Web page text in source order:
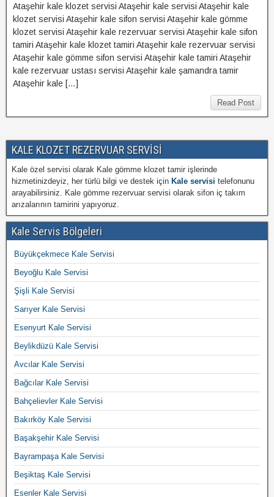
Ataşehir kale klozet servisi Ataşehir kale servisi Ataşehir kale
klozet servisi Ataşehir kale sifon servisi Ataşehir kale gömme
klozet servisi Ataşehir kale rezervuar servisi Ataşehir kale sifon
tamiri Ataşehir kale klozet tamiri Ataşehir kale rezervuar servisi
Ataşehir kale gömme sifon servisi Ataşehir kale tamiri Ataşehir
kale rezervuar ustası servisi Ataşehir kale şamandra tamir
Ataşehir kale […]
Read Post
KALE KLOZET REZERVUAR SERVİSİ
Kale özel servisi olarak Kale gömme klozet tamir işlerinde
hizmetinizdeyiz, her türlü bilgi ve destek için Kale servisi telefonunu
arayabilirsiniz. Kale gömme rezervuar servisi olarak sifon iç takım
arızalarının tamirini yapıyoruz.
Kale Servis Bölgeleri
Büyükçekmece Kale Servisi
Beyoğlu Kale Servisi
Şişli Kale Servisi
Sarıyer Kale Servisi
Esenyurt Kale Servisi
Beylikdüzü Kale Servisi
Avcılar Kale Servisi
Bağcılar Kale Servisi
Bahçelievler Kale Servisi
Bakırköy Kale Servisi
Başakşehir Kale Servisi
Bayrampaşa Kale Servisi
Beşiktaş Kale Servisi
Esenler Kale Servisi